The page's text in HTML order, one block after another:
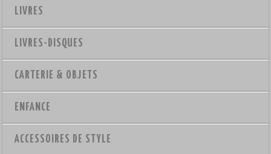
LIVRES
LIVRES-DISQUES
CARTERIE & OBJETS
ENFANCE
ACCESSOIRES DE STYLE